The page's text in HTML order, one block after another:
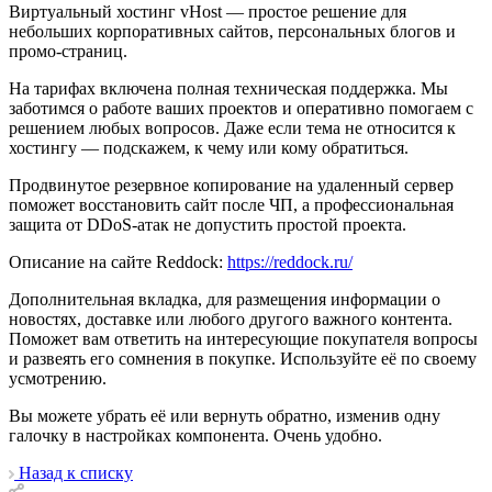
Виртуальный хостинг vHost — простое решение для
небольших корпоративных сайтов, персональных блогов и
промо-страниц.
На тарифах включена полная техническая поддержка. Мы
заботимся о работе ваших проектов и оперативно помогаем с
решением любых вопросов. Даже если тема не относится к
хостингу — подскажем, к чему или кому обратиться.
Продвинутое резервное копирование на удаленный сервер
поможет восстановить сайт после ЧП, а профессиональная
защита от DDoS-атак не допустить простой проекта.
Описание на сайте Reddock: https://reddock.ru/
Дополнительная вкладка, для размещения информации о
новостях, доставке или любого другого важного контента.
Поможет вам ответить на интересующие покупателя вопросы
и развеять его сомнения в покупке. Используйте её по своему
усмотрению.
Вы можете убрать её или вернуть обратно, изменив одну
галочку в настройках компонента. Очень удобно.
Назад к списку